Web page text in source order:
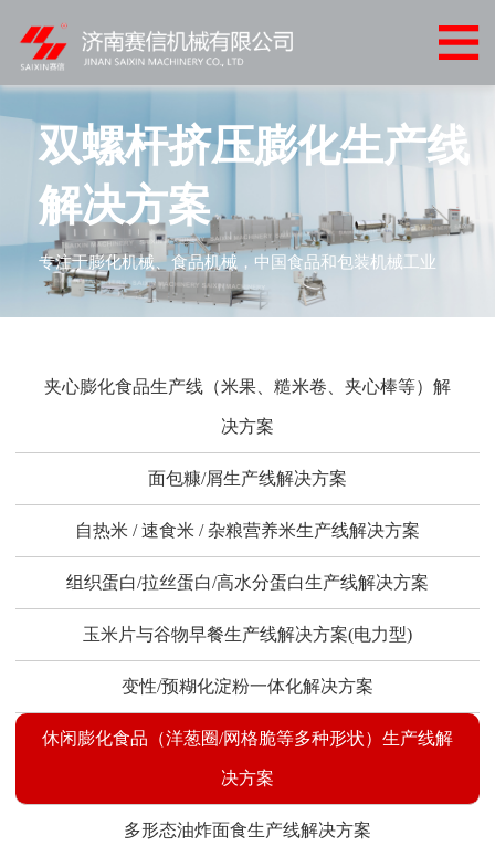
首
双螺杆挤压膨化生产线
解决方案
专注于膨化机械、食品机械，中国食品和包装机械工业
夹心膨化食品生产线（米果、糙米卷、夹心棒等）解
决方案
面包糠/屑生产线解决方案
自热米 / 速食米 / 杂粮营养米生产线解决方案
组织蛋白/拉丝蛋白/高水分蛋白生产线解决方案
玉米片与谷物早餐生产线解决方案(电力型)
变性/预糊化淀粉一体化解决方案
休闲膨化食品（洋葱圈/网格脆等多种形状）生产线解
决方案
多形态油炸面食生产线解决方案